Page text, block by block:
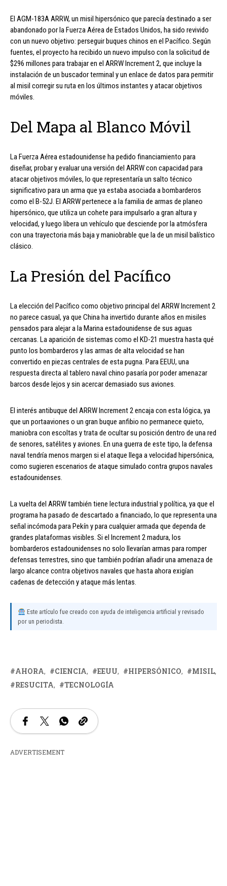
El AGM-183A ARRW, un misil hipersónico que parecía destinado a ser
abandonado por la Fuerza Aérea de Estados Unidos, ha sido revivido
con un nuevo objetivo: perseguir buques chinos en el Pacífico. Según
fuentes, el proyecto ha recibido un nuevo impulso con la solicitud de
$296 millones para trabajar en el ARRW Increment 2, que incluye la
instalación de un buscador terminal y un enlace de datos para permitir
al misil corregir su ruta en los últimos instantes y atacar objetivos
móviles.
Del Mapa al Blanco Móvil
La Fuerza Aérea estadounidense ha pedido financiamiento para
diseñar, probar y evaluar una versión del ARRW con capacidad para
atacar objetivos móviles, lo que representaría un salto técnico
significativo para un arma que ya estaba asociada a bombarderos
como el B-52J. El ARRW pertenece a la familia de armas de planeo
hipersónico, que utiliza un cohete para impulsarlo a gran altura y
velocidad, y luego libera un vehículo que desciende por la atmósfera
con una trayectoria más baja y maniobrable que la de un misil balístico
clásico.
La Presión del Pacífico
La elección del Pacífico como objetivo principal del ARRW Increment 2
no parece casual, ya que China ha invertido durante años en misiles
pensados para alejar a la Marina estadounidense de sus aguas
cercanas. La aparición de sistemas como el KD-21 muestra hasta qué
punto los bombarderos y las armas de alta velocidad se han
convertido en piezas centrales de esta pugna. Para EEUU, una
respuesta directa al tablero naval chino pasaría por poder amenazar
barcos desde lejos y sin acercar demasiado sus aviones.
El interés antibuque del ARRW Increment 2 encaja con esta lógica, ya
que un portaaviones o un gran buque anfibio no permanece quieto,
maniobra con escoltas y trata de ocultar su posición dentro de una red
de senores, satélites y aviones. En una guerra de este tipo, la defensa
naval tendría menos margen si el ataque llega a velocidad hipersónica,
como sugieren escenarios de ataque simulado contra grupos navales
estadounidenses.
La vuelta del ARRW también tiene lectura industrial y política, ya que el
programa ha pasado de descartado a financiado, lo que representa una
señal incómoda para Pekín y para cualquier armada que dependa de
grandes plataformas visibles. Si el Increment 2 madura, los
bombarderos estadounidenses no solo llevarían armas para romper
defensas terrestres, sino que también podrían añadir una amenaza de
largo alcance contra objetivos navales que hasta ahora exigían
cadenas de detección y ataque más lentas.
Este artículo fue creado con ayuda de inteligencia artificial y revisado
por un periodista.
AHORA CIENCIA EEUU HIPERSÓNICO
MISIL
RESUCITA
TECNOLOGÍA
ADVERTISEMENT